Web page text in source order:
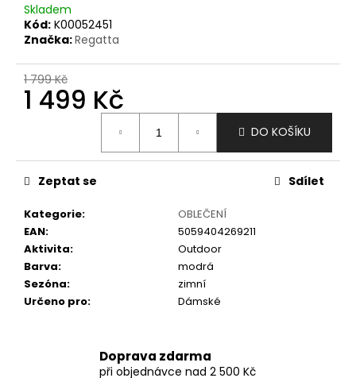
Skladem
Kód: K00052451
Značka:Regatta
1 799 Kč
1 499 Kč
DO KOŠÍKU
Kategorie:
OBLEČENÍ
EAN:
5059404269211
Aktivita:
Outdoor
Barva:
modrá
Sezóna:
zimní
Určeno pro: Dámské
Zeptat se Sdílet
Doprava zdarma
při objednávce nad 2 500 Kč
u
č
u